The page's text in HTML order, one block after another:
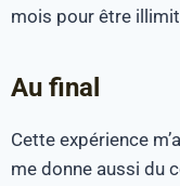
mois pour être
Au final
Cette expérience
me donne aussi du